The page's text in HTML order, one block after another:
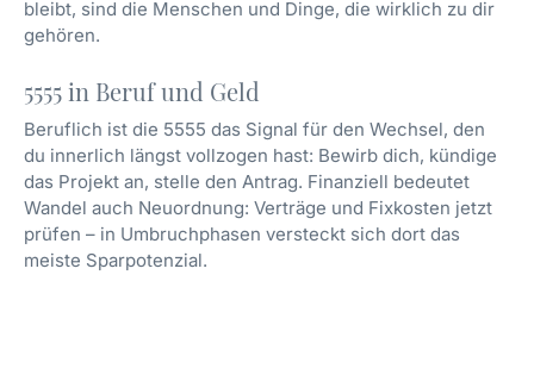
bleibt, sind die Menschen und Dinge, die wirklich zu dir
gehören.
5555 in Beruf und Geld
Beruflich ist die 5555 das Signal für den Wechsel, den
du innerlich längst vollzogen hast: Bewirb dich, kündige
das Projekt an, stelle den Antrag. Finanziell bedeutet
Wandel auch Neuordnung: Verträge und Fixkosten jetzt
prüfen – in Umbruchphasen versteckt sich dort das
meiste Sparpotenzial.